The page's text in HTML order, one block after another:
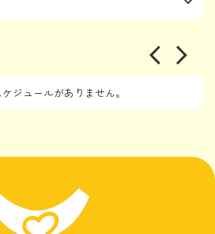
ジュールがありません。